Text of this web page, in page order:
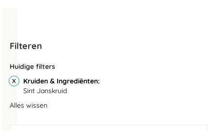
Filteren
Huidige filters
Kruiden & Ingrediënten
Sint Janskruid
Alles wissen